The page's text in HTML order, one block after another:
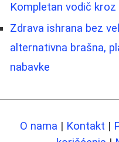
Kompletan vodič
Zdrava ishrana bez
alternativna brašna,
nabavke
O nama | Kontakt |